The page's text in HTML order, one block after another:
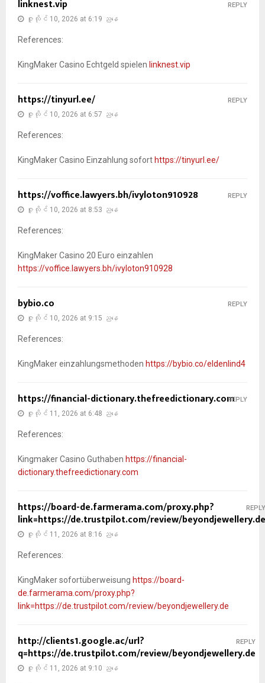
linknest.vip
ဇူလိုင် 10, 2026 at 6:19 ညနေ
References:
KingMaker Casino Echtgeld spielen linknest.vip
REPLY
https://tinyurl.ee/
ဇူလိုင် 10, 2026 at 6:57 ညနေ
References:
KingMaker Casino Einzahlung sofort https://tinyurl.ee/
REPLY
https://voffice.lawyers.bh/ivyloton910928
ဇူလိုင် 10, 2026 at 8:53 ညနေ
References:
KingMaker Casino 20 Euro einzahlen
https://voffice.lawyers.bh/ivyloton910928
REPLY
bybio.co
ဇူလိုင် 10, 2026 at 9:15 ညနေ
References:
KingMaker einzahlungsmethoden https://bybio.co/eldenlind4
REPLY
https://financial-dictionary.thefreedictionary.com
ဇူလိုင် 11, 2026 at 6:48 ညနေ
References:
Kingmaker Casino Guthaben https://financial-
dictionary.thefreedictionary.com
REPLY
https://board-de.farmerama.com/proxy.php?
link=https://de.trustpilot.com/review/beyondjewellery.de
ဇူလိုင် 11, 2026 at 8:16 ညနေ
References:
KingMaker sofortüberweisung https://board-
de.farmerama.com/proxy.php?
link=https://de.trustpilot.com/review/beyondjewellery.de
REPLY
http://clients1.google.ac/url?
q=https://de.trustpilot.com/review/beyondjewellery.de
ဇူလိုင် 11, 2026 at 9:10 ညနေ
REPLY